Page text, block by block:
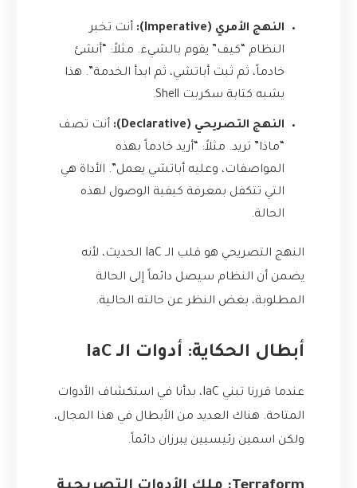
النهج الأمري (Imperative):
أنت تخبر
النظام “كيف” يقوم بالشيء. مثلاً: “أنشئ
خادماً، ثم ثبت أباتشي، ثم ابدأ الخدمة”. هذا
يشبه كتابة سكربت Shell.
النهج التصريحي (Declarative):
أنت تصف
“ماذا” تريد. مثلاً: “أريد خادماً بهذه
المواصفات، وعليه أباتشي يعمل”. الأداة هي
التي تتكفل بمعرفة كيفية الوصول لهذه
الحالة.
النهج التصريحي هو قلب الـ IaC الحديث، لأنه
يضمن أن النظام سيصل دائماً إلى الحالة
المطلوبة، بغض النظر عن حالته الحالية.
أبطال الحكاية: أدوات الـ IaC
عندما قررنا تبني IaC، بدأنا في استكشاف الأدوات
المتاحة. هناك العديد من الأبطال في هذا المجال،
ولكن اسمين رئيسيين يبرزان دائماً.